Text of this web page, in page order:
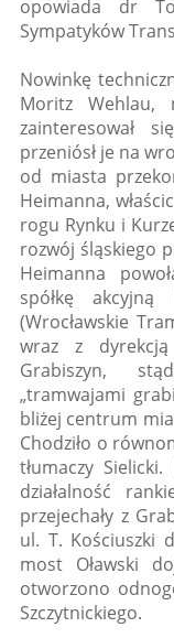
opowiada dr
Sympatyków
Nowinkę
Moritz Wehlau,
zainteresował
przeniósł je na
od miasta
Heimanna,
rogu Rynku i
rozwój śląskiego
Heimanna
spółkę akcyjną
(Wrocławskie
wraz z
Grabiszyn,
„tramwajami
bliżej centrum
Chodziło o
tłumaczy
działalność
przejechały z
ul. T. Kościuszki
most Oławski
otworzono
Szczytnickiego.